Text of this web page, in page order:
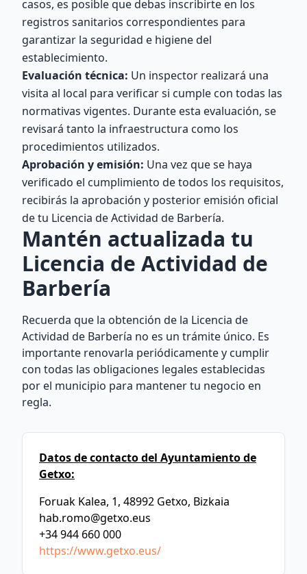
casos, es posible que debas inscribirte en los
registros sanitarios correspondientes para
garantizar la seguridad e higiene del
establecimiento.
Evaluación técnica: Un inspector realizará una
visita al local para verificar si cumple con todas las
normativas vigentes. Durante esta evaluación, se
revisará tanto la infraestructura como los
procedimientos utilizados.
Aprobación y emisión: Una vez que se haya
verificado el cumplimiento de todos los requisitos,
recibirás la aprobación y posterior emisión oficial
de tu Licencia de Actividad de Barbería.
Mantén actualizada tu
Licencia de Actividad de
Barbería
Recuerda que la obtención de la Licencia de
Actividad de Barbería no es un trámite único. Es
importante renovarla periódicamente y cumplir
con todas las obligaciones legales establecidas
por el municipio para mantener tu negocio en
regla.
Datos de contacto del Ayuntamiento de
Getxo:
Foruak Kalea, 1, 48992 Getxo, Bizkaia
hab.romo@getxo.eus
+34 944 660 000
https://www.getxo.eus/